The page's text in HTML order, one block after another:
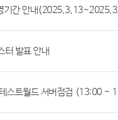
기간 안내
발표 안내
스트월드 서버점검 (13:00 ~